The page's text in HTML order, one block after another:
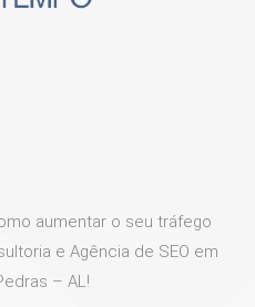
aumentar o seu tráfego
e Agência de SEO em
– AL!